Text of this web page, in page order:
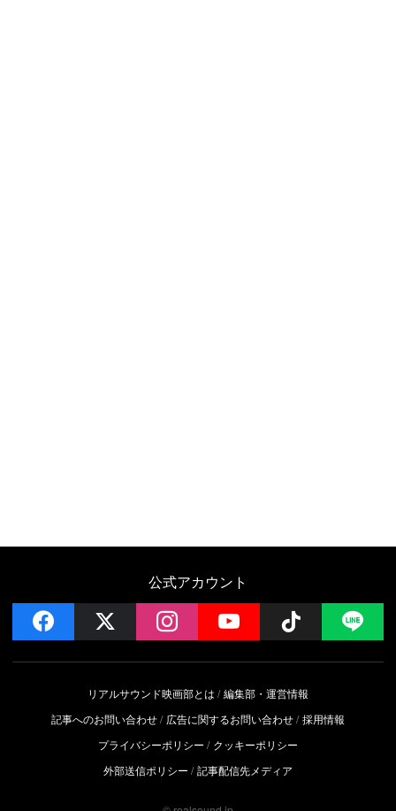
公式アカウント
facebook instagramYouTube Follow
リアルサウンド映画部とは
編集部・運営情報
記事へのお問い合わせ
広告に関するお問い合わせ 採用情報
プライバシーポリシー
クッキーポリシー
外部送信ポリシー
記事配信先メディア